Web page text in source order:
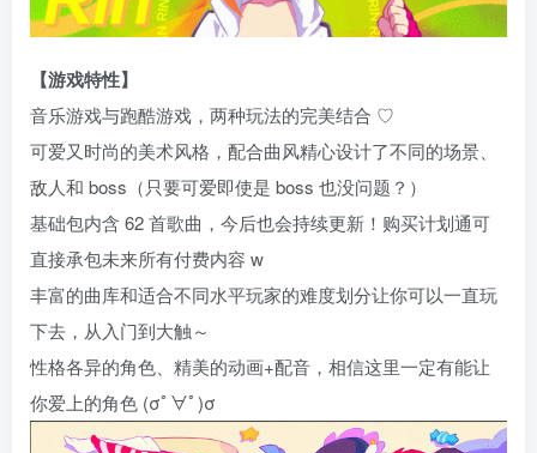
【游戏特性】
音乐游戏与跑酷游戏，两种玩法的完美结合 ♡
可爱又时尚的美术风格，配合曲风精心设计了不同的场景、
敌人和 boss（只要可爱即使是 boss 也没问题？）
基础包内含 62 首歌曲，今后也会持续更新！购买计划通可
直接承包未来所有付费内容 w
丰富的曲库和适合不同水平玩家的难度划分让你可以一直玩
下去，从入门到大触～
性格各异的角色、精美的动画+配音，相信这里一定有能让
你爱上的角色 (σﾟ∀ﾟ)σ